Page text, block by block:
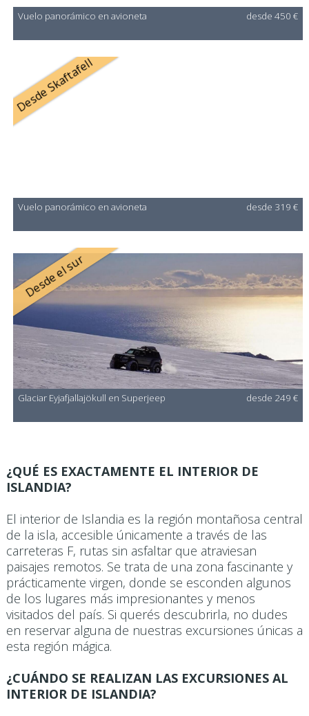
Vuelo panorámico en avioneta desde 450 €
Desde Skaftafell
Vuelo panorámico en avioneta desde 319 €
Desde el sur
Glaciar Eyjafjallajökull en Superjeep desde 249 €
¿QUÉ ES EXACTAMENTE EL INTERIOR DE
ISLANDIA?
El interior de Islandia es la región montañosa central
de la isla, accesible únicamente a través de las
carreteras F, rutas sin asfaltar que atraviesan
paisajes remotos. Se trata de una zona fascinante y
prácticamente virgen, donde se esconden algunos
de los lugares más impresionantes y menos
visitados del país. Si querés descubrirla, no dudes
en reservar alguna de nuestras excursiones únicas a
esta región mágica.
¿CUÁNDO SE REALIZAN LAS EXCURSIONES AL
INTERIOR DE ISLANDIA?